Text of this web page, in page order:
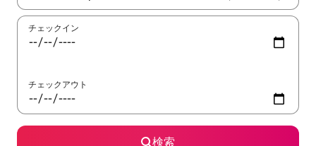
チェックイン
チェックアウト
検索